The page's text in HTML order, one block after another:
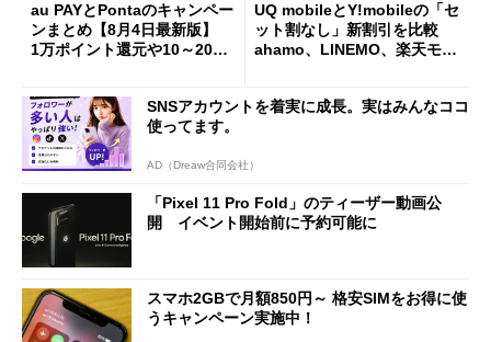
au PAYとPontaのキャンペー
ンまとめ【8月4日最新版】
1万ポイント還元や10～20％
UQ mobileとY!mobileの「セ
ット割なし」新割引を比較
ahamo、LINEMO、楽天モバ
SNSアカウントを着実に成長。実はみんなココ
使ってます。
AD（Dreaw合同会社）
「Pixel 11 Pro Fold」のティーザー動画公
開 イベント開始前に予約可能に
スマホ2GBで月額850円～ 格安SIMをお得に使
うキャンペーン実施中！